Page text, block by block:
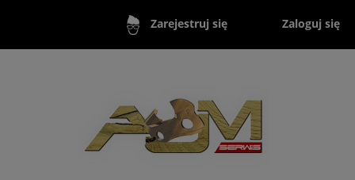
Zarejestruj się Zaloguj się